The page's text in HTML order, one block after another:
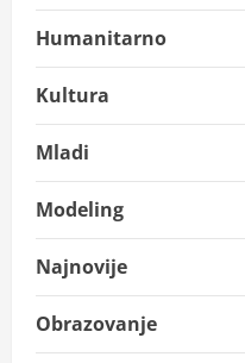
Humanitarno
Kultura
Mladi
Modeling
Najnovije
Obrazovanje